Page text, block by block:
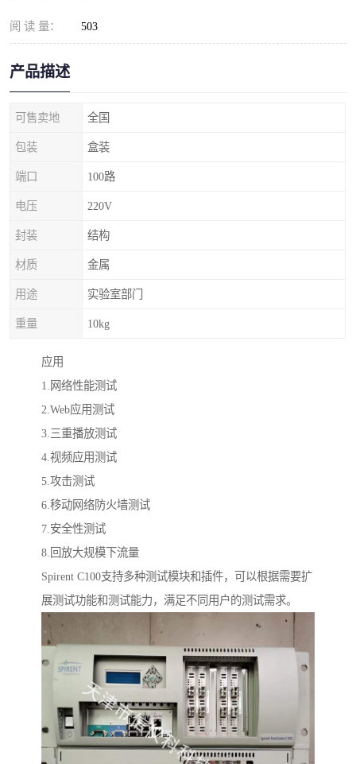
阅 读 量： 503
产品描述
可售卖地 全国
包装 盒装
端口 100路
电压 220V
封装 结构
材质 金属
用途 实验室部门
重量 10kg
应用
1.网络性能测试
2.Web应用测试
3.三重播放测试
4.视频应用测试
5.攻击测试
6.移动网络防火墙测试
7.安全性测试
8.回放大规模下流量
Spirent C100支持多种测试模块和插件，可以根据需要扩
展测试功能和测试能力，满足不同用户的测试需求。